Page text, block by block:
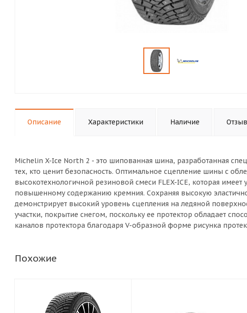
Описание Характеристики Наличие
Michelin X-Ice North 2 - это шипованная шина, разработанная
тех, кто ценит безопасность. Оптимальное сцепление шины с
высокотехнологичной резиновой смеси FLEX-ICE, которая
повышенному содержанию кремния. Сохраняя высокую
демонстрирует высокий уровень сцепления на ледяной
участки, покрытие снегом, поскольку ее протектор обладает
каналов протектора благодаря V-образной форме рисунка
Похожие